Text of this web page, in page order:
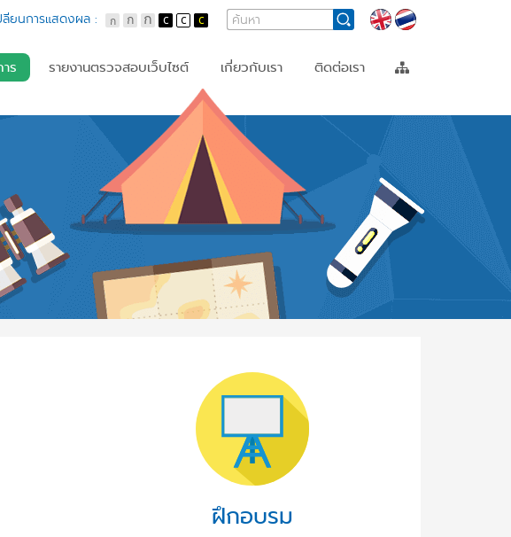
Form
ลี่ยนการแสดงผล :
ร รายงานตรวจสอบเว็บไซต์ เกี่ยวกับเรา ติดต่อเรา
ฝึกอบรม